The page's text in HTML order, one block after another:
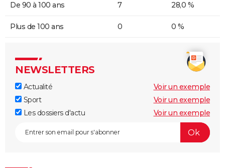
De 90 à 100 ans 7 28,0 %
Plus de 100 ans 0 0 %
NEWSLETTERS
Actualité
Voir un exemple
Sport
Voir un exemple
Les dossiers d'actu
Voir un exemple